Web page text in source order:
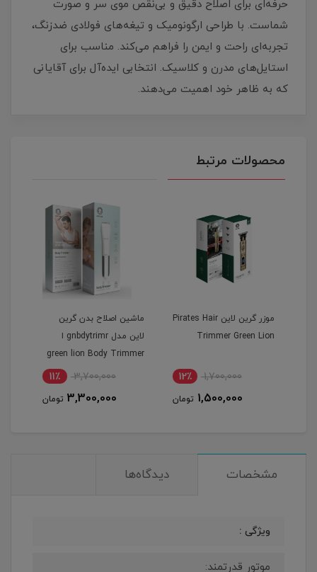
حرفه‌ای برای اصلاح دقیق و بی‌نقص موی سر و صورت
شماست. با طراحی ارگونومیک و تیغه‌های فولادی ضدزنگ،
تجربه‌ای راحت و ایمن را فراهم می‌کند. مناسب برای
استایل‌های مدرن و کلاسیک. انتخابی ایده‌آل برای آقایانی
که به ظاهر خود اهمیت می‌دهند.
محصولات مرتبط
موزر گرین لاین Pirates Hair
Trimmer Green Lion
1,700,000 12٪
1,500,000 تومان
ماشین اصلاح بدن گرین
لاین مدل gnbdytrimr ا
green lion Body Trimmer
mini body
3,700,000 11٪
3,300,000 تومان
مشخصات دیدگاه‌ها
ویژگی :
موتور قدرتمند: